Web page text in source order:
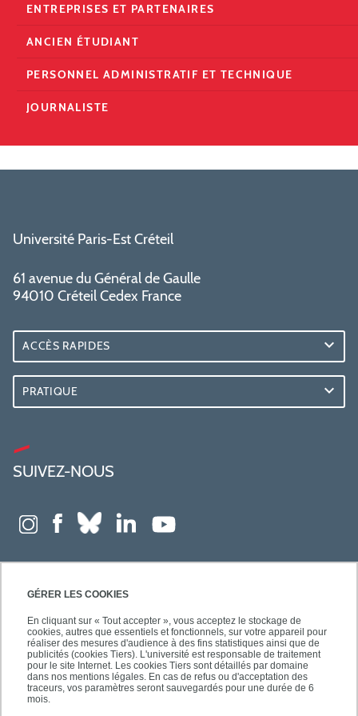
GÉRER LES COOKIES
En cliquant sur « Tout accepter », vous acceptez le stockage de
cookies, autres que essentiels et fonctionnels, sur votre appareil pour
réaliser des mesures d'audience à des fins statistiques ainsi que de
publicités (cookies Tiers). L'université est responsable de traitement
pour le site Internet. Les cookies Tiers sont détaillés par domaine
dans nos mentions légales. En cas de refus ou d'acceptation des
traceurs, vos paramètres seront sauvegardés pour une durée de 6
mois.
ENTREPRISES ET PARTENAIRES
ANCIEN ÉTUDIANT
PERSONNEL ADMINISTRATIF ET TECHNIQUE
JOURNALISTE
Université Paris-Est Créteil
61 avenue du Général de Gaulle
94010 Créteil Cedex France
ACCÈS RAPIDES
PRATIQUE
SUIVEZ-NOUS